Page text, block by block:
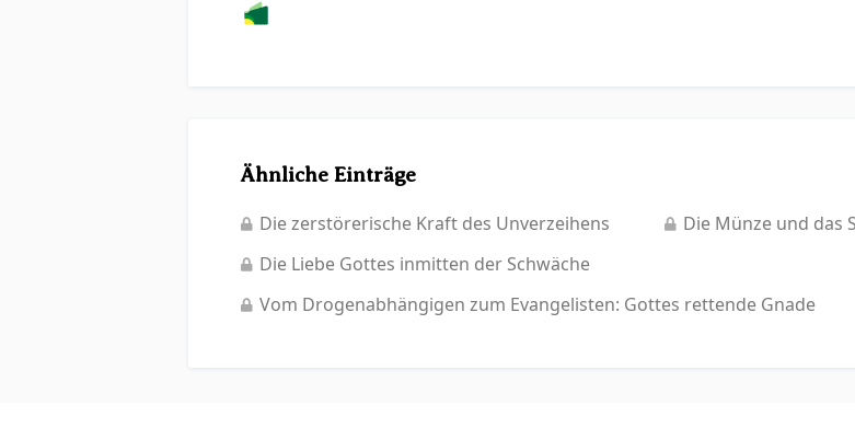
Ähnliche Einträge
Die zerstörerische Kraft des Unverzeihens
Die Münze und das
Die Liebe Gottes inmitten der Schwäche
Vom Drogenabhängigen zum Evangelisten: Gottes rettende Gnade